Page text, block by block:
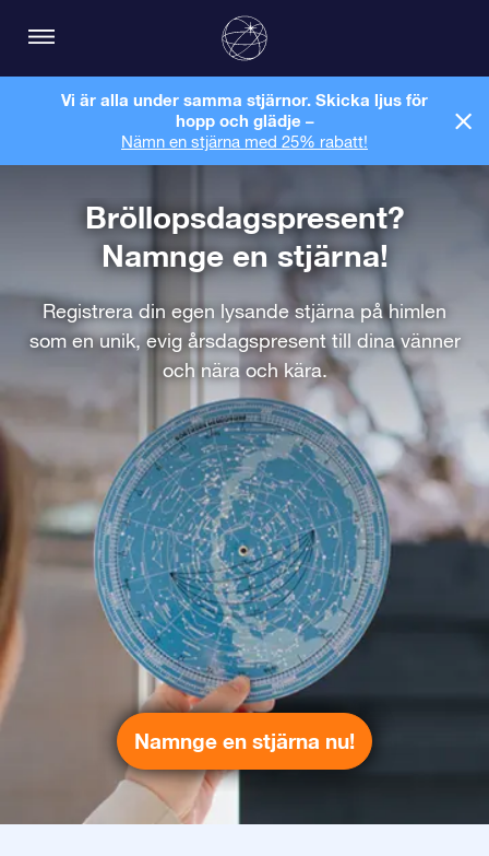
Vi är alla under samma stjärnor. Skicka ljus för
hopp och glädje –
Nämn en stjärna med 25% rabatt!
Bröllopsdagspresent?
Namnge en stjärna!
Registrera din egen lysande stjärna på himlen
som en unik, evig årsdagspresent till dina vänner
och nära och kära.
Namnge en stjärna nu!